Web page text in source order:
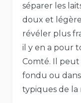
séparer les
doux et
révéler plus
il y en a pour
Comté. Il
fondu ou
typiques de la